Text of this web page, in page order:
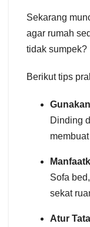
Sekarang
agar rumah
tidak sumpek?
Berikut tips
Dinding
Sofa
sekat
Atur